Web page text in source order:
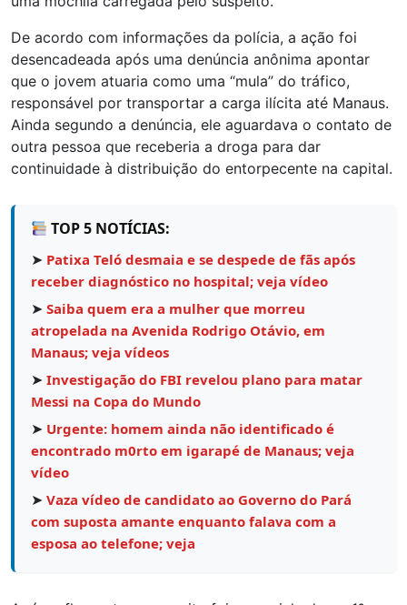
De acordo com informações da polícia, a ação foi
desencadeada após uma denúncia anônima apontar
que o jovem atuaria como uma “mula” do tráfico,
responsável por transportar a carga ilícita até Manaus.
Ainda segundo a denúncia, ele aguardava o contato de
outra pessoa que receberia a droga para dar
continuidade à distribuição do entorpecente na capital.
TOP 5 NOTÍCIAS:
➤ Patixa Teló desmaia e se despede de fãs após
receber diagnóstico no hospital; veja vídeo
➤ Saiba quem era a mulher que morreu
atropelada na Avenida Rodrigo Otávio, em
Manaus; veja vídeos
➤ Investigação do FBI revelou plano para matar
Messi na Copa do Mundo
➤ Urgente: homem ainda não identificado é
encontrado m0rto em igarapé de Manaus; veja
vídeo
➤ Vaza vídeo de candidato ao Governo do Pará
com suposta amante enquanto falava com a
esposa ao telefone; veja